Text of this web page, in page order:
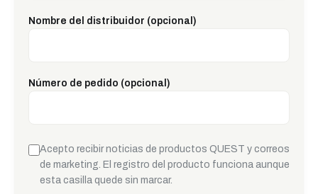
Nombre del distribuidor (opcional)
Número de pedido (opcional)
Acepto recibir noticias de productos QUEST y correos
de marketing. El registro del producto funciona aunque
esta casilla quede sin marcar.